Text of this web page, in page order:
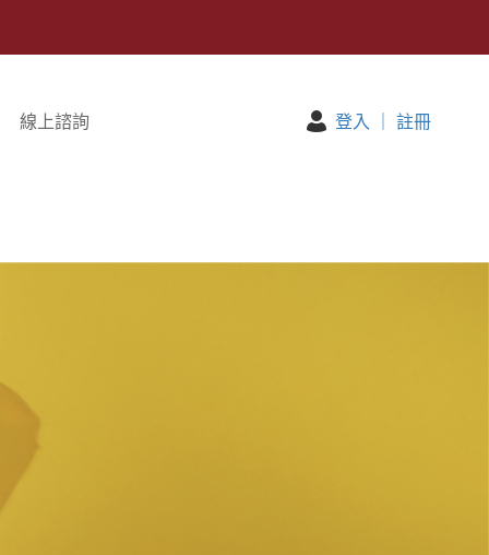
線上諮詢 登入 ｜ 註冊